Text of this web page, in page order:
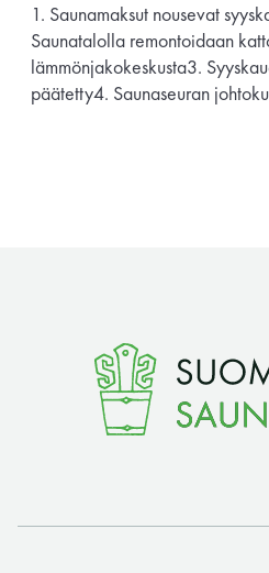
1. Saunamaksut nousevat
Saunatalolla remontoidaan
lämmönjakokeskusta3.
päätetty4. Saunaseuran